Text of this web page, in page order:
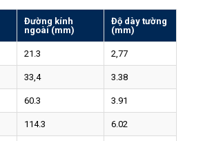
Đường kính
ngoài (mm)
Độ dày tường
(mm)
21.3 2,77
33,4 3.38
60.3 3.91
114.3 6.02